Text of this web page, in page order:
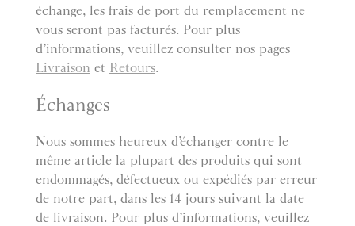
échange, les frais de port du remplacement ne
vous seront pas facturés. Pour plus
d’informations, veuillez consulter nos pages
Livraison et Retours.
Échanges
Nous sommes heureux d’échanger contre le
même article la plupart des produits qui sont
endommagés, défectueux ou expédiés par erreur
de notre part, dans les 14 jours suivant la date
de livraison. Pour plus d’informations, veuillez